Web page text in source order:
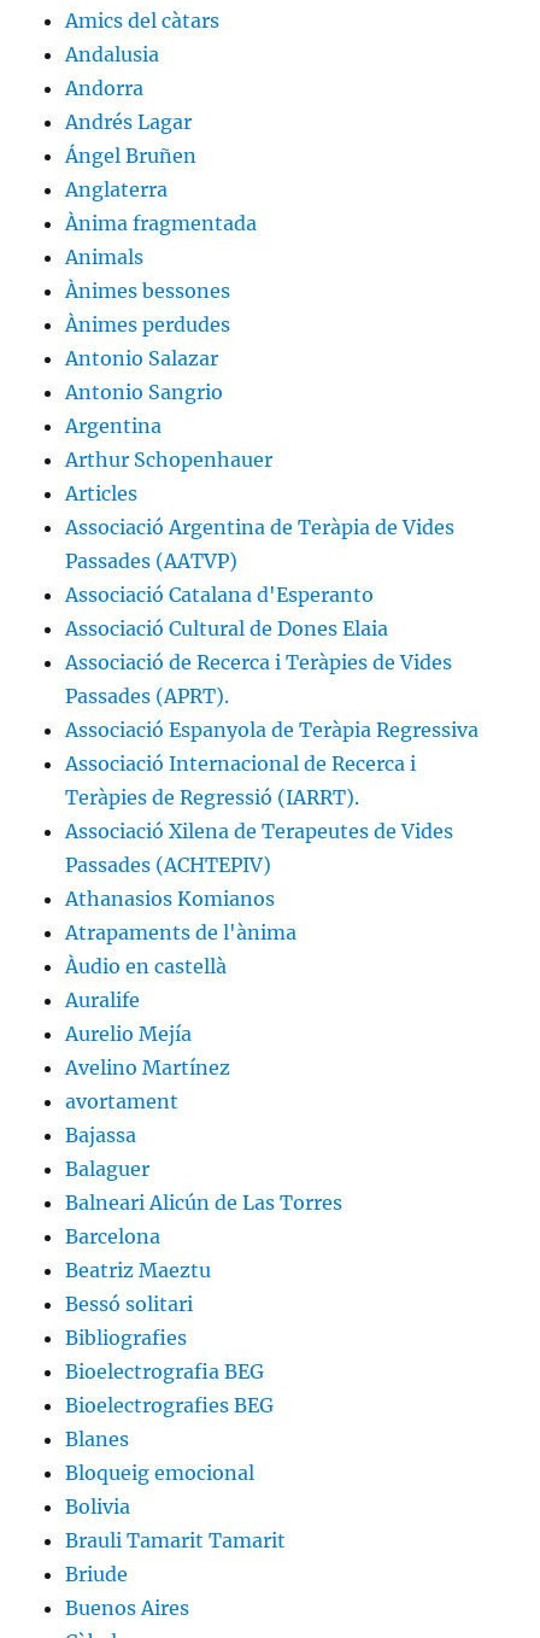
Amics del càtars
Andalusia
Andorra
Andrés Lagar
Ángel Bruñen
Anglaterra
Ànima fragmentada
Animals
Ànimes bessones
Ànimes perdudes
Antonio Salazar
Antonio Sangrio
Argentina
Arthur Schopenhauer
Articles
Associació Argentina de Teràpia de Vides
Passades (AATVP)
Associació Catalana d'Esperanto
Associació Cultural de Dones Elaia
Associació de Recerca i Teràpies de Vides
Passades (APRT).
Associació Espanyola de Teràpia Regressiva
Associació Internacional de Recerca i
Teràpies de Regressió (IARRT).
Associació Xilena de Terapeutes de Vides
Passades (ACHTEPIV)
Athanasios Komianos
Atrapaments de l'ànima
Àudio en castellà
Auralife
Aurelio Mejía
Avelino Martínez
avortament
Bajassa
Balaguer
Balneari Alicún de Las Torres
Barcelona
Beatriz Maeztu
Bessó solitari
Bibliografies
Bioelectrografia BEG
Bioelectrografies BEG
Blanes
Bloqueig emocional
Bolivia
Brauli Tamarit Tamarit
Briude
Buenos Aires